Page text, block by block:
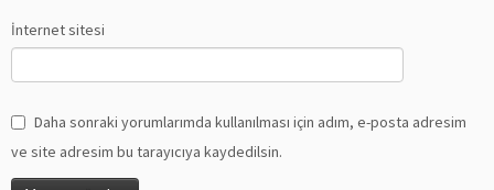
İnternet sitesi
Daha sonraki yorumlarımda kullanılması için adım, e-posta adresim
ve site adresim bu tarayıcıya kaydedilsin.